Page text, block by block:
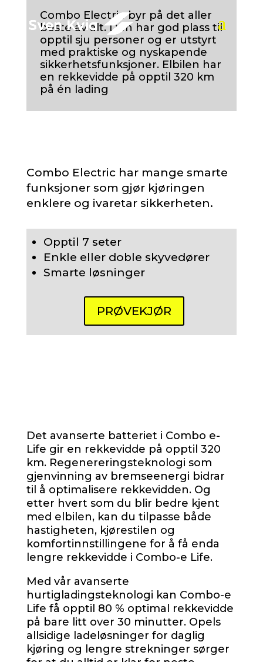
Combo Electric byr på det aller
beste av alt. Den har god plass til
opptil sju personer og er utstyrt
med praktiske og nyskapende
sikkerhetsfunksjoner. Elbilen har
en rekkevidde på opptil 320 km
på én lading
Combo Electric har mange smarte
funksjoner som gjør kjøringen
enklere og ivaretar sikkerheten.
Opptil 7 seter
Enkle eller doble skyvedører
Smarte løsninger
PRØVEKJØR
Det avanserte batteriet i Combo e-
Life gir en rekkevidde på opptil 320
km. Regenereringsteknologi som
gjenvinning av bremseenergi bidrar
til å optimalisere rekkevidden. Og
etter hvert som du blir bedre kjent
med elbilen, kan du tilpasse både
hastigheten, kjørestilen og
komfortinnstillingene for å få enda
lengre rekkevidde i Combo-e Life.
Med vår avanserte
hurtigladingsteknologi kan Combo-e
Life få opptil 80 % optimal rekkevidde
på bare litt over 30 minutter. Opels
allsidige ladeløsninger for daglig
kjøring og lengre strekninger sørger